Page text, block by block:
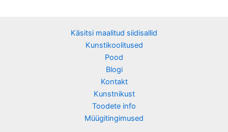
Käsitsi maalitud siidisallid
Kunstikoolitused
Pood
Blogi
Kontakt
Kunstnikust
Toodete info
Müügitingimused